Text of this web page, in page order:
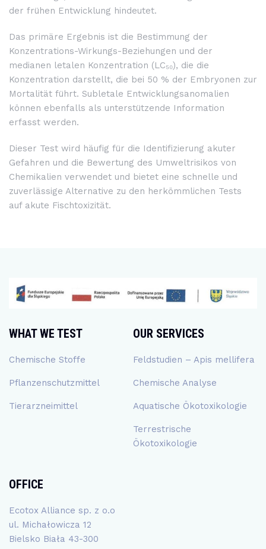
der frühen Entwicklung hindeutet.
Das primäre Ergebnis ist die Bestimmung der
Konzentrations-Wirkungs-Beziehungen und der
medianen letalen Konzentration (LC₅₀), die die
Konzentration darstellt, die bei 50 % der Embryonen zur
Mortalität führt. Subletale Entwicklungsanomalien
können ebenfalls als unterstützende Information
erfasst werden.
Dieser Test wird häufig für die Identifizierung akuter
Gefahren und die Bewertung des Umweltrisikos von
Chemikalien verwendet und bietet eine schnelle und
zuverlässige Alternative zu den herkömmlichen Tests
auf akute Fischtoxizität.
WHAT WE TEST
Chemische Stoffe
Pflanzenschutzmittel
Tierarzneimittel
OUR SERVICES
Feldstudien – Apis mellifera
Chemische Analyse
Aquatische Ökotoxikologie
Terrestrische
Ökotoxikologie
OFFICE
Ecotox Alliance sp. z o.o
ul. Michałowicza 12
Bielsko Biała 43-300